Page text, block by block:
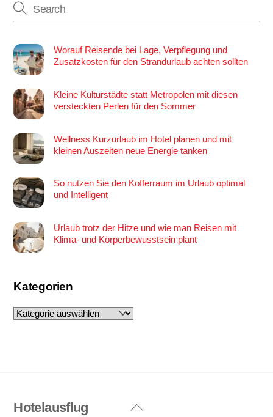
Worauf Reisende bei Lage, Verpflegung und
Zusatzkosten für den Strandurlaub achten sollten
Kleine Kulturstädte statt Metropolen mit diesen
versteckten Perlen für den Sommer
Wellness Kurzurlaub im Hotel planen und mit
kleinen Auszeiten neue Energie tanken
So nutzen Sie den Kofferraum im Urlaub optimal
und Intelligent
Urlaub trotz der Hitze und wie man Reisen mit
Klima- und Körperbewusstsein plant
Kategorien
Kategorien
Back
Hotelausflug